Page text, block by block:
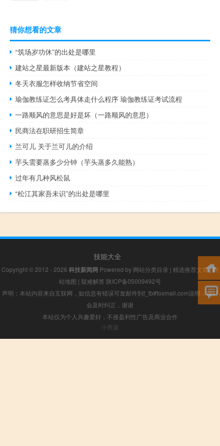
猜你想看的文章
“筑场岁功休”的出处是哪里
建站之星最新版本（建站之星教程）
冬天衣服怎样收纳节省空间
瑜伽教练证怎么考具体走什么程序 瑜伽教练证考试流程
一路顺风的意思是好是坏（一路顺风的意思）
民商法在职研招生简章
兰可儿 关于兰可儿的介绍
芋头需要蒸多少分钟（芋头蒸多久能熟）
过年有几种风松鼠
“松江其家吾未识”的出处是哪里
技能大全
Copyright © 2012 - 2026 科技新闻网 Powered by 网站分类目录 | 精选推荐文章|网
站地图 | 疑难解答 陕ICP备05009492号
声明：本站内容来自互联网，如信息有错误可发邮件到f_fb#foxmail.com说明，我们
会及时纠正，谢谢
本站仅为个人兴趣爱好，不接盈利性广告及商业合作
小男孩